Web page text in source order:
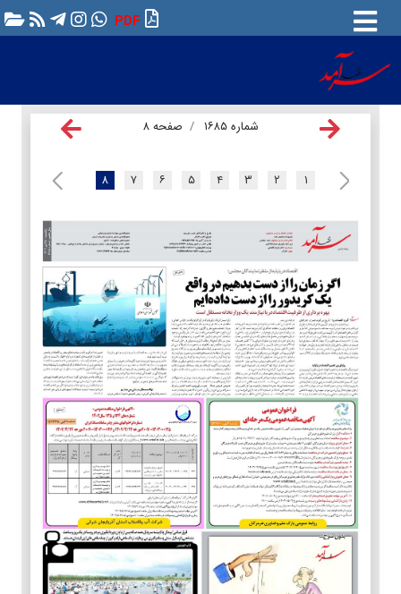
PDF
شماره ۱۶۸۵ صفحه ۸
۱ ۲ ۳ ۴ ۵ ۶ ۷ ۸